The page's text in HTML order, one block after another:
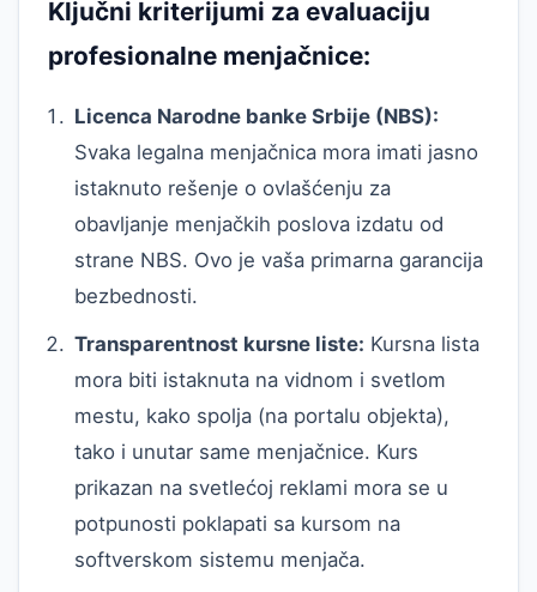
Ključni kriterijumi za evaluaciju
profesionalne menjačnice:
Licenca Narodne banke Srbije (NBS):
Svaka legalna menjačnica mora imati jasno
istaknuto rešenje o ovlašćenju za
obavljanje menjačkih poslova izdatu od
strane NBS. Ovo je vaša primarna garancija
bezbednosti.
Transparentnost kursne liste: Kursna lista
mora biti istaknuta na vidnom i svetlom
mestu, kako spolja (na portalu objekta),
tako i unutar same menjačnice. Kurs
prikazan na svetlećoj reklami mora se u
potpunosti poklapati sa kursom na
softverskom sistemu menjača.